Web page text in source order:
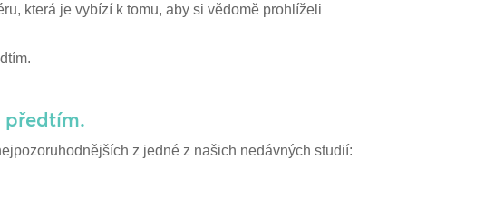
která je vybízí k tomu, aby si vědomě prohlíželi
předtím.
z jedné z našich nedávných studií: